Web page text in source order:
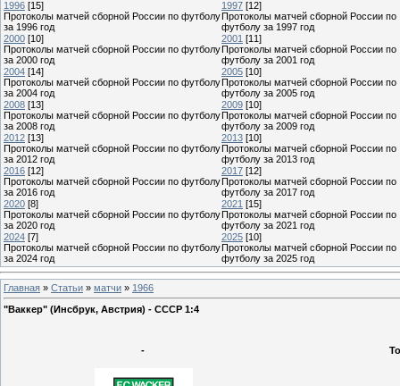
1996 [15]
Протоколы матчей сборной России по футболу
за 1996 год
1997 [12]
Протоколы матчей сборной России по
футболу за 1997 год
2000 [10]
Протоколы матчей сборной России по футболу
за 2000 год
2001 [11]
Протоколы матчей сборной России по
футболу за 2001 год
2004 [14]
Протоколы матчей сборной России по футболу
за 2004 год
2005 [10]
Протоколы матчей сборной России по
футболу за 2005 год
2008 [13]
Протоколы матчей сборной России по футболу
за 2008 год
2009 [10]
Протоколы матчей сборной России по
футболу за 2009 год
2012 [13]
Протоколы матчей сборной России по футболу
за 2012 год
2013 [10]
Протоколы матчей сборной России по
футболу за 2013 год
2016 [12]
Протоколы матчей сборной России по футболу
за 2016 год
2017 [12]
Протоколы матчей сборной России по
футболу за 2017 год
2020 [8]
Протоколы матчей сборной России по футболу
за 2020 год
2021 [15]
Протоколы матчей сборной России по
футболу за 2021 год
2024 [7]
Протоколы матчей сборной России по футболу
за 2024 год
2025 [10]
Протоколы матчей сборной России по
футболу за 2025 год
Главная » Статьи » матчи » 1966
"Ваккер" (Инсбрук, Австрия) - СССР 1:4
-